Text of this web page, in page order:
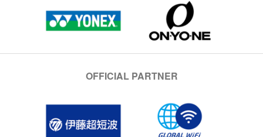
OFFICIAL PARTNER